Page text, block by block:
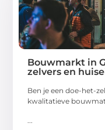
Bouwmarkt in
zelvers en
Ben je een doe-het-
kwalitatieve